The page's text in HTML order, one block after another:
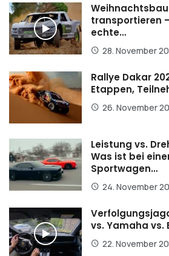
transportieren
echte…
28. November
Rallye Dakar
Etappen,
26. November
Leistung vs.
Was ist bei
Sportwagen…
24. November
vs. Yamaha vs.
22. November